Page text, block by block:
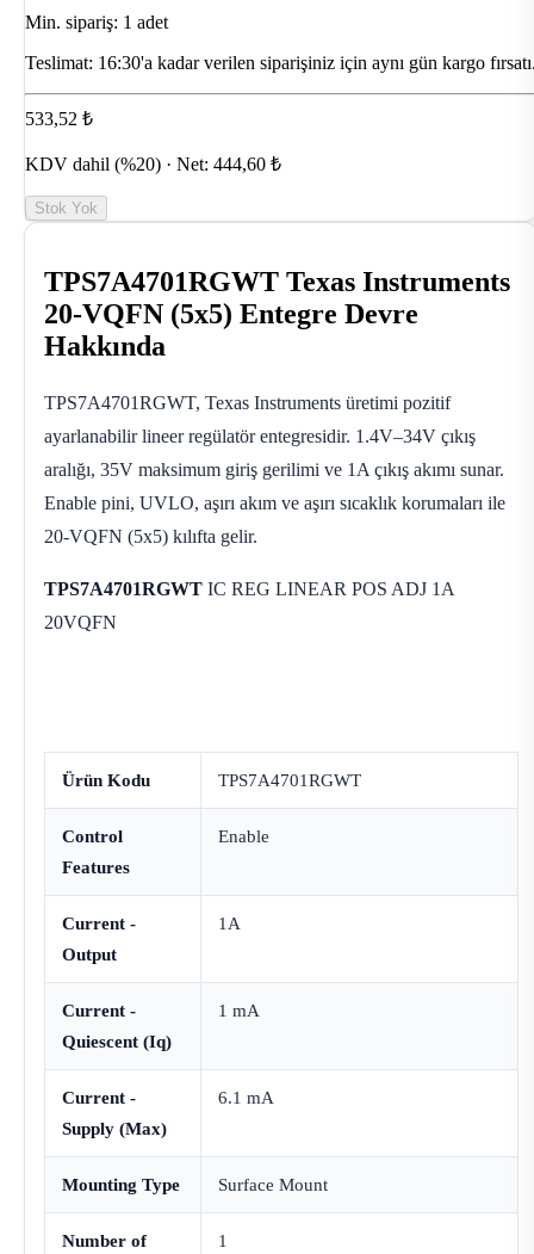
Min. sipariş: 1 adet
Teslimat: 16:30'a kadar verilen siparişiniz için aynı gün kargo
533,52 ₺
KDV dahil (%20) · Net: 444,60 ₺
Stok Yok
TPS7A4701RGWT Texas Instruments
20-VQFN (5x5) Entegre Devre
Hakkında
TPS7A4701RGWT, Texas Instruments üretimi pozitif
ayarlanabilir lineer regülatör entegresidir. 1.4V–34V çıkış
aralığı, 35V maksimum giriş gerilimi ve 1A çıkış akımı sunar.
Enable pini, UVLO, aşırı akım ve aşırı sıcaklık korumaları ile
20-VQFN (5x5) kılıfta gelir.
TPS7A4701RGWT IC REG LINEAR POS ADJ 1A
20VQFN
Ürün Kodu TPS7A4701RGWT
Control
Features
Enable
Current -
Output
1A
Current -
Quiescent (Iq)
1 mA
Current -
Supply (Max)
6.1 mA
Mounting Type Surface Mount
Number of 1